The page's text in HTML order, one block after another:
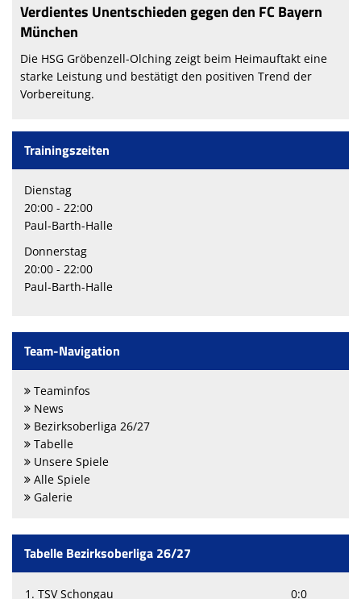
Verdientes Unentschieden gegen den FC Bayern
München
Die HSG Gröbenzell-Olching zeigt beim Heimauftakt eine
starke Leistung und bestätigt den positiven Trend der
Vorbereitung.
Trainingszeiten
Dienstag
20:00 - 22:00
Paul-Barth-Halle
Donnerstag
20:00 - 22:00
Paul-Barth-Halle
Team-Navigation
Teaminfos
News
Bezirksoberliga 26/27
Tabelle
Unsere Spiele
Alle Spiele
Galerie
Tabelle Bezirksoberliga 26/27
1. TSV Schongau
0:0